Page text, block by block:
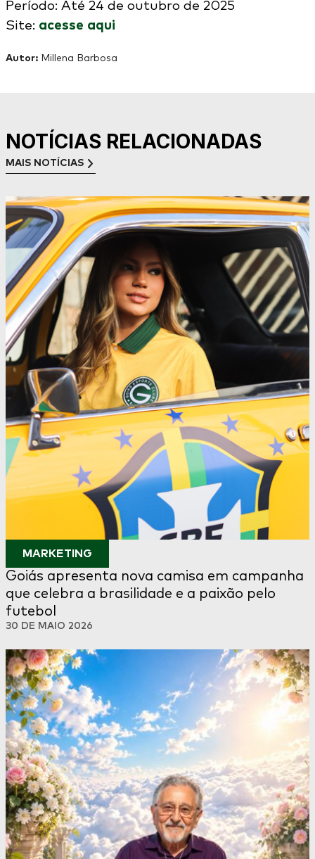
Período: Até 24 de outubro de 2025
Site: acesse aqui
Autor: Millena Barbosa
NOTÍCIAS RELACIONADAS
MAIS NOTÍCIAS
MARKETING
Goiás apresenta nova camisa em campanha
que celebra a brasilidade e a paixão pelo
futebol
30 DE MAIO 2026